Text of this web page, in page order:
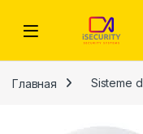
Главная Sisteme